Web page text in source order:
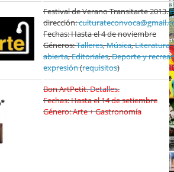
Festival de Verano Transitarte 2013.
dirección:
Fechas: Hasta el 4 de noviembre
Géneros:Talleres,Música,Literatura,
abierta,Editoriales,Deporte y
expresión(requisitos)
Bon ArtPetit.Detalles.
Fechas: Hasta el 14 de setiembre
Género: Arte + Gastronomía